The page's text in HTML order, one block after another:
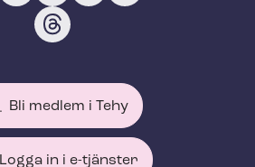
Bli medlem i Tehy
Logga in i e-tjänster